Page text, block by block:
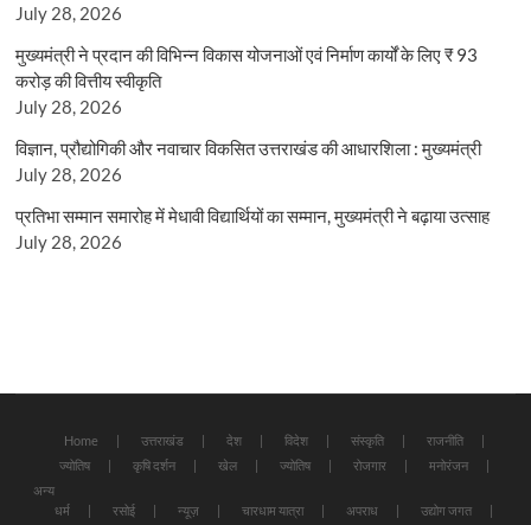
July 28, 2026
मुख्यमंत्री ने प्रदान की विभिन्न विकास योजनाओं एवं निर्माण कार्यों के लिए ₹ 93
करोड़ की वित्तीय स्वीकृति
July 28, 2026
विज्ञान, प्रौद्योगिकी और नवाचार विकसित उत्तराखंड की आधारशिला : मुख्यमंत्री
July 28, 2026
प्रतिभा सम्मान समारोह में मेधावी विद्यार्थियों का सम्मान, मुख्यमंत्री ने बढ़ाया उत्साह
July 28, 2026
Home उत्तराखंड देश विदेश संस्कृति
राजनीति
ज्योतिष
कृषि दर्शन खेल ज्योतिष रोजगार
मनोरंजन
अन्य
धर्म
रसोई न्यूज़ चारधाम यात्रा अपराध उद्योग जगत